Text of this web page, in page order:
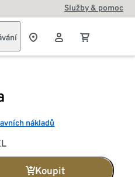
Služby & pomoc
nákladů
Koupit